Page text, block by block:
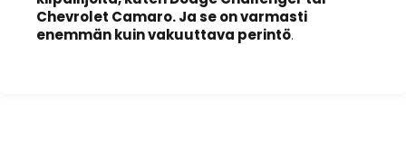
Chevrolet Camaro. Ja se on varmasti
enemmän kuin vakuuttava perintö.